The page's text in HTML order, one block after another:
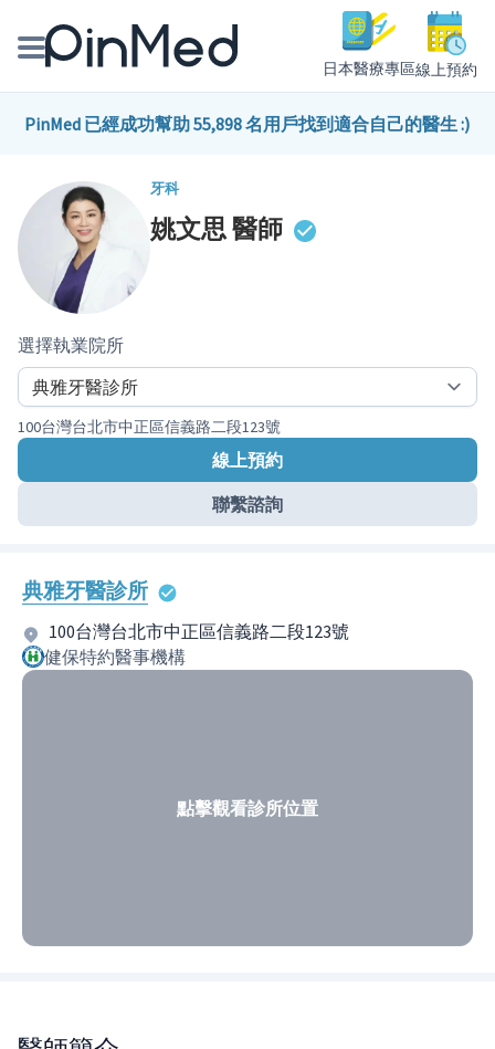
日本醫療專區線上預約
線上預約醫師、院所
醫師專欄專訪
健康主題館
PinMed 已經成功幫助 55,898 名用戶找到適合自己的醫生 :)
牙科
姚文思醫師
選擇執業院所
100台灣台北市中正區信義路二段123號
線上預約
聯繫諮詢
典雅牙醫診所
100台灣台北市中正區信義路二段123號
健保特約醫事機構
點擊觀看診所位置